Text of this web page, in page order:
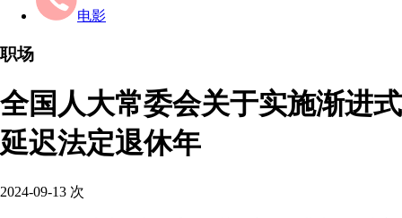
电影
职场
全国人大常委会关于实施渐进式
延迟法定退休年
2024-09-13 次